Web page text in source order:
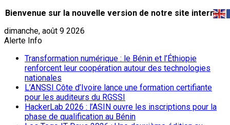
Bienvenue sur la nouvelle version de notre site internet.
dimanche, août 9 2026
Alerte Info
Transformation numérique : le Bénin et l’Éthiopie
renforcent leur coopération autour des technologies
nationales
L’ANSSI Côte d’Ivoire lance une formation certifiante
pour les auditeurs du RGSSI
HackerLab 2026 : l’ASIN ouvre les inscriptions pour la
phase de qualification au Bénin